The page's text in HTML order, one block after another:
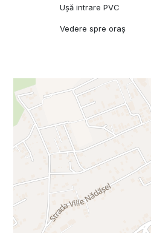
Ușă intrare PVC
Vedere spre oraș